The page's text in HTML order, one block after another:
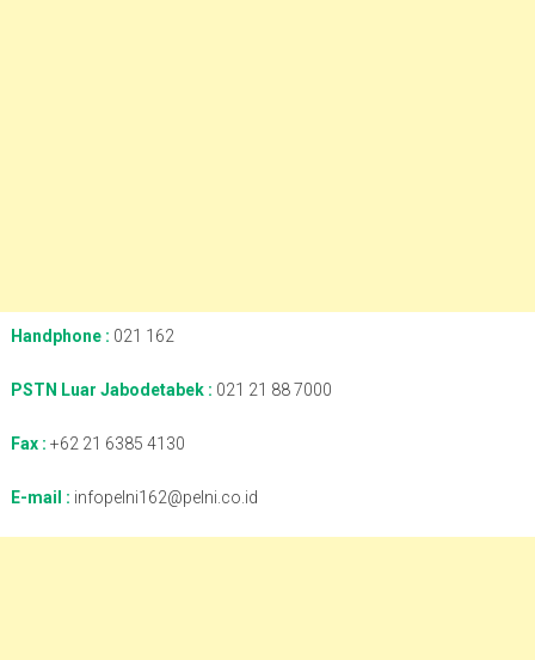
Handphone : 021 162
PSTN Luar Jabodetabek : 021 21 88 7000
Fax : +62 21 6385 4130
E-mail : infopelni162@pelni.co.id